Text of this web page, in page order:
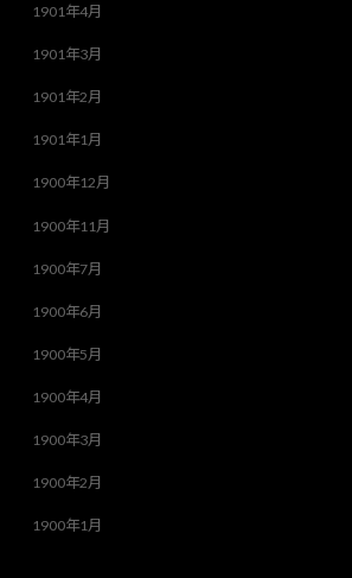
1901年4月
1901年3月
1901年2月
1901年1月
1900年12月
1900年11月
1900年7月
1900年6月
1900年5月
1900年4月
1900年3月
1900年2月
1900年1月